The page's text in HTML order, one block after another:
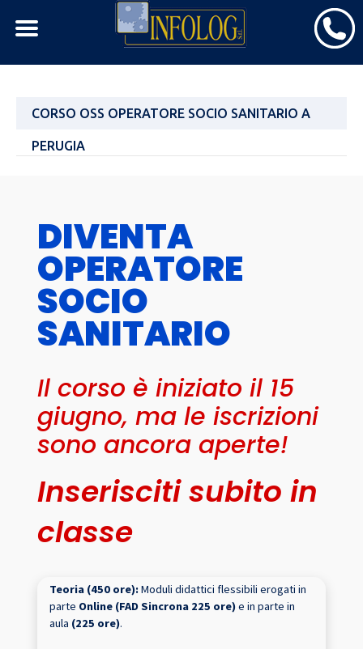
content
CORSO OSS OPERATORE SOCIO SANITARIO A
PERUGIA
DIVENTA
OPERATORE
SOCIO
SANITARIO
Il corso è iniziato il 15
giugno, ma le iscrizioni
sono ancora aperte!
Inserisciti subito in
classe
Teoria (450 ore):Moduli didattici flessibili erogati in
parte Online(FAD Sincrona 225 ore)e in parte in
aula (225 ore).